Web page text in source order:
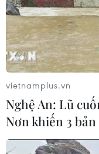
đồng
06/08/2026 13:42
Hướng tới mục
đạt 1% GDP vào
NAPAS, BIDV và
vietnamplus.vn
Nghệ An: Lũ
Nơn khiến 3